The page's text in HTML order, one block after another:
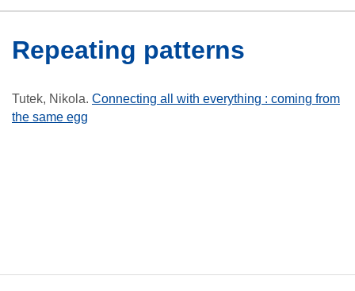
DomůKolekce
Prohlížení
Vyhledávání
O platformě
Nápověda
KontaktDigitalia
repeating patterns
Tutek, Nikola. Connecting all with everything : coming from
the same egg